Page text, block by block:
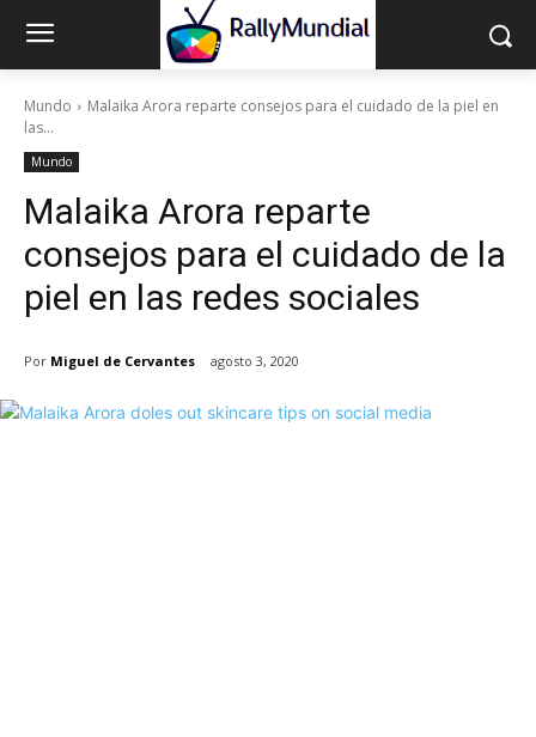
Mundo
Malaika Arora reparte consejos para el cuidado de la piel en
las...
Mundo
Malaika Arora reparte
consejos para el cuidado de la
piel en las redes sociales
Por Miguel de Cervantes agosto 3, 2020